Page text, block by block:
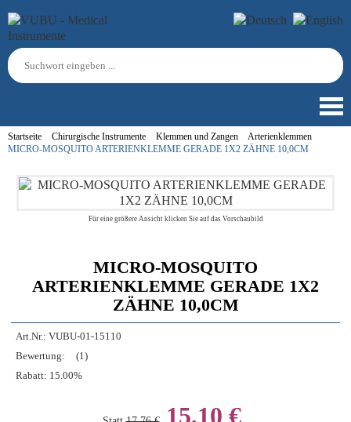
Startseite Chirurgische Instrumente Klemmen und Zangen
Arterienklemmen
MICRO-MOSQUITO ARTERIENKLEMME GERADE 1X2 ZÄHNE 10,0CM
Für eine größere Ansicht klicken Sie auf das Vorschaubild
MICRO-MOSQUITO
ARTERIENKLEMME GERADE 1X2
ZÄHNE 10,0CM
Art.Nr.: VUBU-01-15110
Bewertung:
(1)
Rabatt: 15.00%
15,10 €